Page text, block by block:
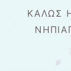
ΚΑΛΏΣ
Μετάβαση στο